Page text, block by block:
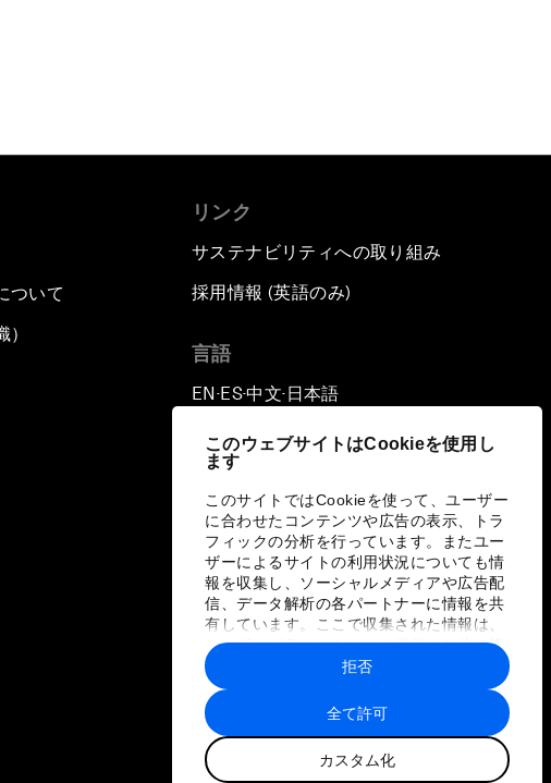
このウェブサイトはCookieを使用し
ます
このサイトではCookieを使って、ユーザー
に合わせたコンテンツや広告の表示、トラ
フィックの分析を行っています。またユー
ザーによるサイトの利用状況についても情
報を収集し、ソーシャルメディアや広告配
信、データ解析の各パートナーに情報を共
有しています。ここで収集された情報は、
ユーザーが各パートナーに提供した他の情
報や各パートナーのサービスを使用した際
に収集された情報と組み合わされ、各パー
トナーによって使用されることがありま
す。
全て許可
カスタム化
拒否
ついて
リンク
サステナビリティへの取り組み
採用情報 (英語のみ)
言語
EN ▪ ES▪中文▪ 日本語